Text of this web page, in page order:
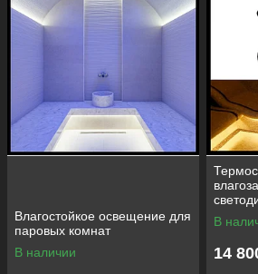
Влагостойкое освещение для
паровых комнат
В наличии
комнат
В
14